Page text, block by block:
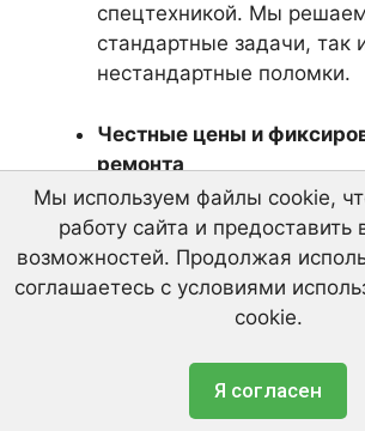
спецтехникой. Мы
стандартные задачи, так
нестандартные поломки.
Честные цены и
ремонта
Мы формируем
коммерческое
озвучиваем сроки и
соблюдаем. Никаких
платежей и затягивания
эффективность.
Мы используем файлы cookie,
работу сайта и
возможностей. Продолжая
соглашаетесь с условиями
cookie.
Я согласен
Уважаемые клиенты!
начала принимать
Не пропустите важные
Подпишитесь на наш телеграм-
всегда в курсе самых свежих и
предложений. Только актуальная
никакого спама! ✅ Нажмите
чтобы начать зарабатывать уже
Подписаться
Скачайте наш актуальный
металлолом!📥
Мы предлагаем выгодные условия
сотрудничества и гарантируем
информации.✅ Нажмите 'Скачать',
получить прайс-лист прямо сейчас!
Скачать прайс-лист